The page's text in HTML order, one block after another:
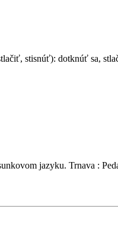
stisnúť): dotknúť sa,
jazyku. Trnava :